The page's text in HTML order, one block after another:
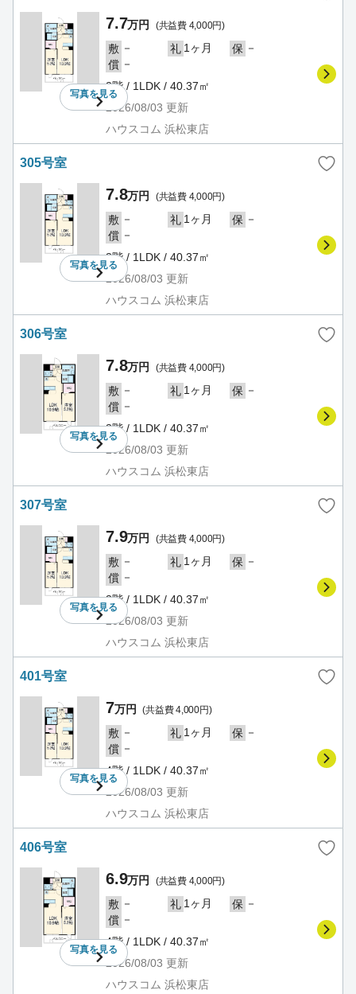
写真を見る
7.7万円 (共益費 4,000円)
敷 － 礼 1ヶ月 保 －
償 －
2階 / 1LDK / 40.37㎡
2026/08/03 更新
ハウスコム 浜松東店
305号室
写真を見る
7.8万円 (共益費 4,000円)
敷 － 礼 1ヶ月 保 －
償 －
3階 / 1LDK / 40.37㎡
2026/08/03 更新
ハウスコム 浜松東店
306号室
写真を見る
7.8万円 (共益費 4,000円)
敷 － 礼 1ヶ月 保 －
償 －
3階 / 1LDK / 40.37㎡
2026/08/03 更新
ハウスコム 浜松東店
307号室
写真を見る
7.9万円 (共益費 4,000円)
敷 － 礼 1ヶ月 保 －
償 －
3階 / 1LDK / 40.37㎡
2026/08/03 更新
ハウスコム 浜松東店
401号室
写真を見る
7万円 (共益費 4,000円)
敷 － 礼 1ヶ月 保 －
償 －
4階 / 1LDK / 40.37㎡
2026/08/03 更新
ハウスコム 浜松東店
406号室
写真を見る
6.9万円 (共益費 4,000円)
敷 － 礼 1ヶ月 保 －
償 －
4階 / 1LDK / 40.37㎡
2026/08/03 更新
ハウスコム 浜松東店